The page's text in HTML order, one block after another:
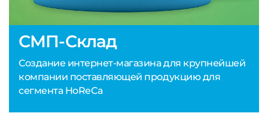
СМП-Склад
Создание интернет-магазина для крупнейшей
компании поставляющей продукцию для
сегмента HoReCa